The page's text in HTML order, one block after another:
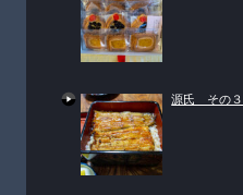
源氏 その３